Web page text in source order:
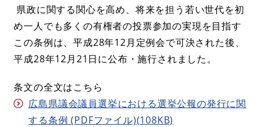
県政に関する関心を高め、将来を担う若い世代を初
め一人でも多くの有権者の投票参加の実現を目指す
この条例は、平成28年12月定例会で可決された後、
平成28年12月21日に公布・施行されました。
条文の全文はこちら
広島県議会議員選挙における選挙公報の発行に関
する条例 (PDFファイル)(108KB)